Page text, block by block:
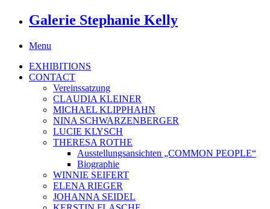
Galerie Stephanie Kelly
Menu
EXHIBITIONS
CONTACT
Vereinssatzung
CLAUDIA KLEINER
MICHAEL KLIPPHAHN
NINA SCHWARZENBERGER
LUCIE KLYSCH
THERESA ROTHE
Ausstellungsansichten „COMMON PEOPLE“
Biographie
WINNIE SEIFERT
ELENA RIEGER
JOHANNA SEIDEL